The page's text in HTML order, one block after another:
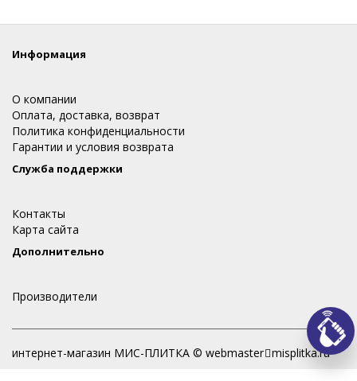
Информация
О компании
Оплата, доставка, возврат
Политика конфиденциальности
Гарантии и условия возврата
Служба поддержки
Контакты
Карта сайта
Дополнительно
Производители
интернет-магазин МИС-ПЛИТКА © webmaster misplitka.ru